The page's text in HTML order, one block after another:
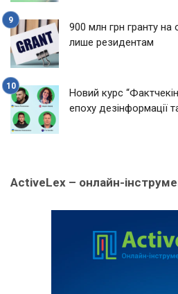
900 млн грн гранту
лише резидентам
Новий курс
епоху дезінформації
ActiveLex – онлайн-